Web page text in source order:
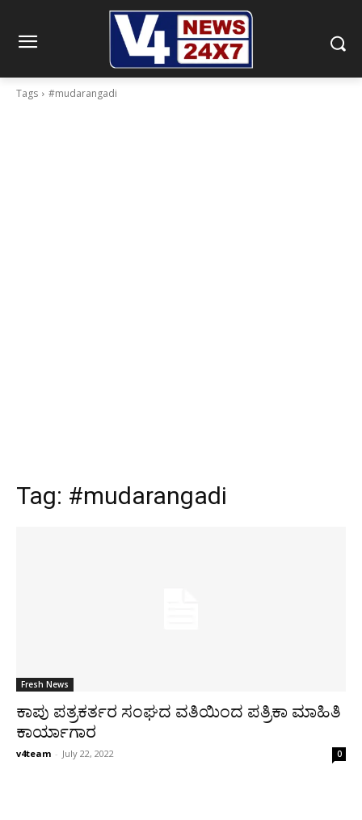
Tags #mudarangadi
Tag: #mudarangadi
Fresh News
ಕಾಪು ಪತ್ರಕರ್ತರ ಸಂಘದ ವತಿಯಿಂದ ಪತ್ರಿಕಾ ಮಾಹಿತಿ
ಕಾರ್ಯಾಗಾರ
v4team - July 22, 2022 0